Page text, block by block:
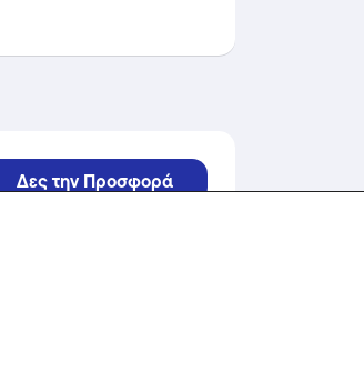
Δες την Προσφορά